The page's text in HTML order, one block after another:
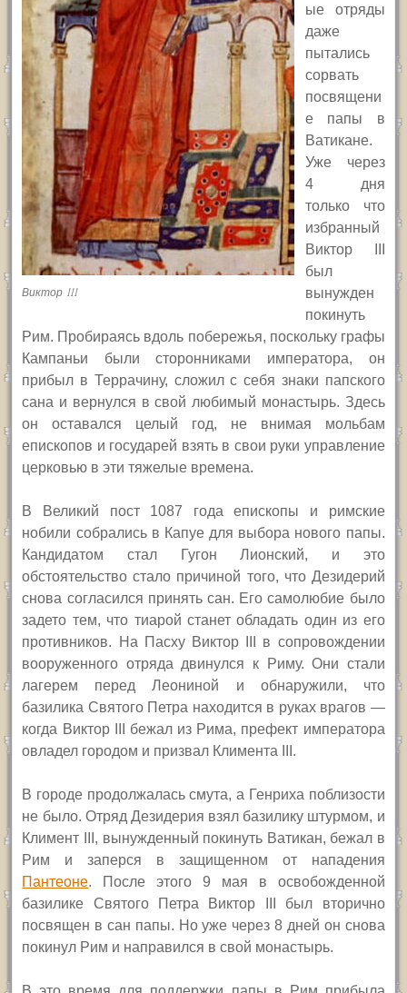
Виктор III
ые отряды
даже
пытались
сорвать
посвящени
е папы в
Ватикане.
Уже через
4 дня
только что
избранный
Виктор
был
вынужден
покинуть
Рим. Пробираясь вдоль побережья, поскольку графы
Кампаньи были сторонниками императора, он
прибыл в Террачину, сложил с себя знаки папского
сана и вернулся в свой любимый монастырь. Здесь
он оставался целый год, не внимая мольбам
епископов и государей взять в свои руки управление
церковью в эти тяжелые времена.
В Великий пост 1087 года епископы и римские
нобили собрались в Капуе для выбора нового папы.
Кандидатом стал Гугон Лионский, и это
обстоятельство стало причиной того, что Дезидерий
снова согласился принять сан. Его самолюбие было
задето тем, что тиарой станет обладать один из его
противников. На Пасху Виктор
в сопровождении
вооруженного отряда двинулся к Риму. Они стали
лагерем перед Леониной и обнаружили, что
базилика Святого Петра находится в руках врагов —
когда Виктор
бежал из Рима, префект императора
овладел городом и призвал Климента
III.
В городе продолжалась смута, а Генриха поблизости
не было. Отряд Дезидерия взял базилику штурмом, и
Климент
III, вынужденный покинуть Ватикан, бежал в
Рим и заперся в защищенном от нападения
Пантеоне. После этого 9 мая в освобожденной
базилике Святого Петра Виктор
был вторично
посвящен в сан папы. Но уже через 8 дней он снова
покинул Рим и направился в свой монастырь.